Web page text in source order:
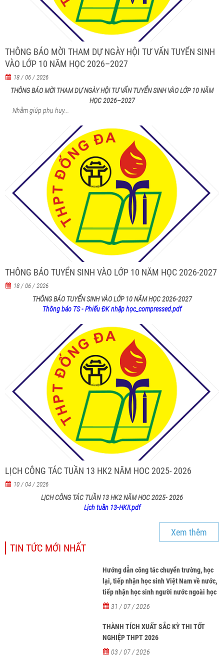
THÔNG BÁO MỜI THAM DỰ NGÀY HỘI TƯ VẤN TUYỂN SINH
VÀO LỚP 10 NĂM HỌC 2026–2027
18 / 06 / 2026
THÔNG BÁO MỜI THAM DỰ NGÀY HỘI TƯ VẤN TUYỂN SINH VÀO LỚP 10 NĂM
HỌC 2026–2027
Nhằm giúp phụ huy...
THÔNG BÁO TUYỂN SINH VÀO LỚP 10 NĂM HỌC 2026-2027
18 / 06 / 2026
THÔNG BÁO TUYỂN SINH VÀO LỚP 10 NĂM HỌC 2026-2027
Thông báo TS - Phiếu ĐK nhập học_compressed.pdf
LỊCH CÔNG TÁC TUẦN 13 HK2 NĂM HOC 2025- 2026
10 / 04 / 2026
LỊCH CÔNG TÁC TUẦN 13 HK2 NĂM HOC 2025- 2026
Lịch tuần 13-HKII.pdf
Xem thêm
TIN TỨC MỚI NHẤT
Hướng dẫn công tác chuyển trường, học
lại, tiếp nhận học sinh Việt Nam về nước,
tiếp nhận học sinh người nước ngoài học
tại các trường từ năm học 2026-2027
31 / 07 / 2026
THÀNH TÍCH XUẤT SẮC KỲ THI TỐT
NGHIỆP THPT 2026
03 / 07 / 2026